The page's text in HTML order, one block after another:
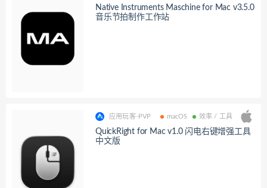
Native Instruments Maschine for Mac v3.5.0
音乐节拍制作工作站
应用玩客-PVP macOS 效率 / 工具
QuickRight for Mac v1.0 闪电右键增强工具
中文版